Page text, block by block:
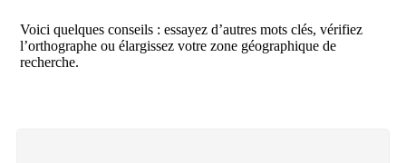
Voici quelques conseils : essayez d’autres mots clés, vérifiez
l’orthographe ou élargissez votre zone géographique de
recherche.